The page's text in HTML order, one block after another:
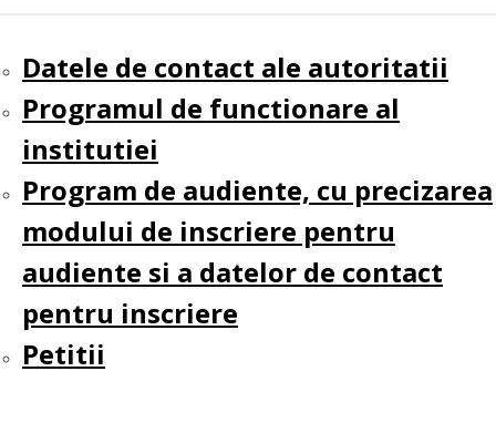
Datele de contact ale autoritatii
Programul de functionare al
institutiei
Program de audiente, cu precizarea
modului de inscriere pentru
audiente si a datelor de contact
pentru inscriere
Petitii